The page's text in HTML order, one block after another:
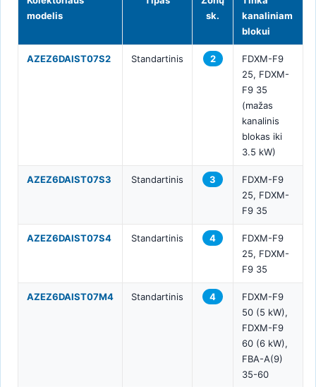
modelis
sk.
kanaliniam
blokui
AZEZ6DAIST07S2 Standartinis 2
FDXM-F9
25, FDXM-
F9 35
(mažas
kanalinis
blokas iki
3.5 kW)
AZEZ6DAIST07S3 Standartinis 3
FDXM-F9
25, FDXM-
F9 35
AZEZ6DAIST07S4 Standartinis 4
FDXM-F9
25, FDXM-
F9 35
AZEZ6DAIST07M4 Standartinis 4
FDXM-F9
50 (5 kW),
FDXM-F9
60 (6 kW),
FBA-A(9)
35-60